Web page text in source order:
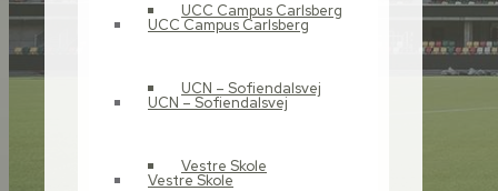
UCC Campus Carlsberg
UCN – Sofiendalsvej
Vestre Skole
UCC Campus Carlsberg
UCN – Sofiendalsvej
Vestre Skole